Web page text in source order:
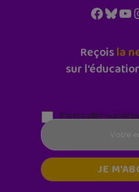
Reçoisla
sur
Parentalité